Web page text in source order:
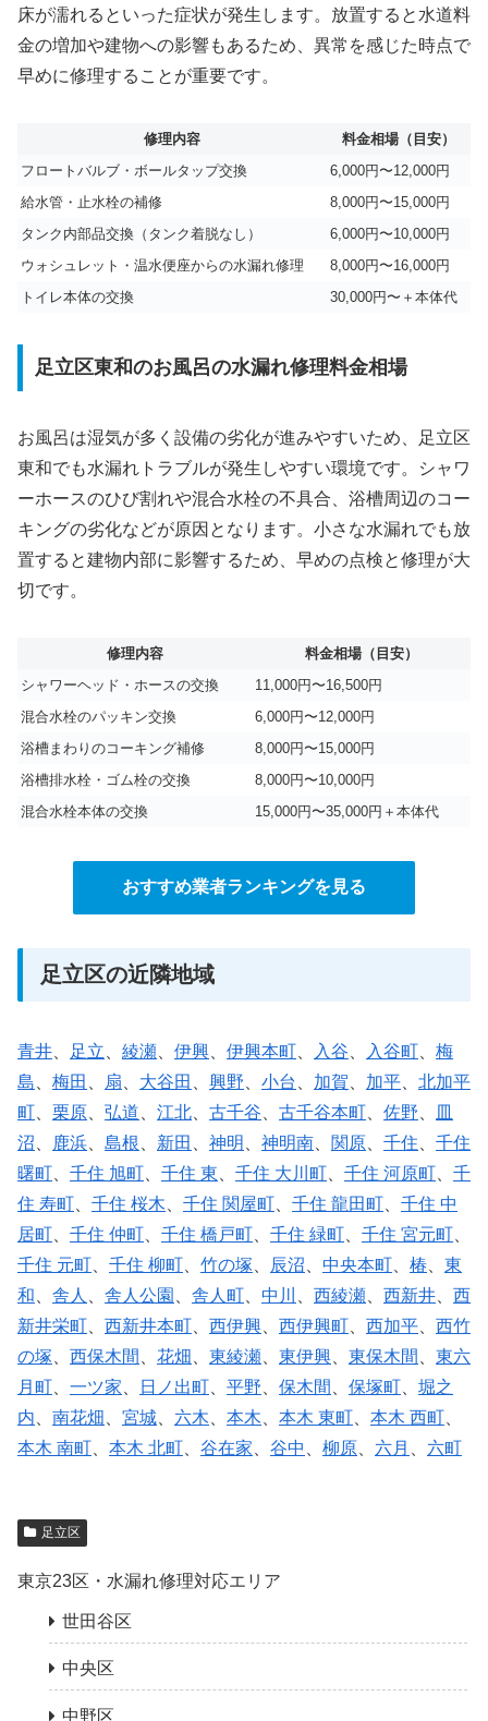
床が濡れるといった症状が発生します。放置すると水道料
金の増加や建物への影響もあるため、異常を感じた時点で
早めに修理することが重要です。
修理内容
料金相場（目安）
フロートバルブ・ボールタップ交換
6,000円〜12,000円
給水管・止水栓の補修
8,000円〜15,000円
タンク内部品交換（タンク着脱なし）
6,000円〜10,000円
ウォシュレット・温水便座からの水漏れ修理
8,000円〜16,000円
トイレ本体の交換
30,000円〜＋本体代
足立区東和のお風呂の水漏れ修理料金相場
お風呂は湿気が多く設備の劣化が進みやすいため、足立区
東和でも水漏れトラブルが発生しやすい環境です。シャワ
ーホースのひび割れや混合水栓の不具合、浴槽周辺のコー
キングの劣化などが原因となります。小さな水漏れでも放
置すると建物内部に影響するため、早めの点検と修理が大
切です。
修理内容
料金相場（目安）
シャワーヘッド・ホースの交換
11,000円〜16,500円
混合水栓のパッキン交換
6,000円〜12,000円
浴槽まわりのコーキング補修
8,000円〜15,000円
浴槽排水栓・ゴム栓の交換
8,000円〜10,000円
混合水栓本体の交換
15,000円〜35,000円＋本体代
おすすめ業者ランキングを見る
足立区の近隣地域
青井 足立 綾瀬 伊興 伊興本町 入谷 入谷町
梅
島
梅田 扇 大谷田 興野 小台 加賀 加平
北加平
町
栗原 弘道 江北 古千谷 古千谷本町 佐野
皿
沼
鹿浜 島根 新田 神明 神明南 関原 千住
千住
曙町
千住 旭町 千住 東 千住 大川町 千住 河原町
千
住 寿町
千住 桜木 千住 関屋町 千住 龍田町
千住 中
居町
千住 仲町 千住 橋戸町 千住 緑町 千住 宮元町
千住 元町
千住 柳町 竹の塚 辰沼 中央本町 椿
東
和
舎人 舎人公園 舎人町 中川 西綾瀬 西新井
西
新井栄町
西新井本町 西伊興 西伊興町 西加平
西竹
の塚
西保木間 花畑 東綾瀬 東伊興 東保木間
東六
月町
一ツ家 日ノ出町 平野 保木間 保塚町
堀之
内
南花畑 宮城 六木 本木 本木 東町 本木 西町
本木 南町
本木 北町 谷在家 谷中 柳原 六月 六町
足立区
東京23区・水漏れ修理対応エリア
世田谷区
中央区
中野区